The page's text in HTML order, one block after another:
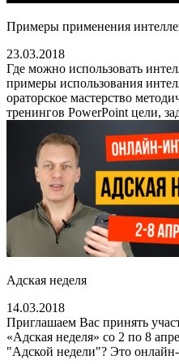
Примеры применения
23.03.2018
Где можно использовать
примеры использования
ораторское мастерство
тренингов PowerPoint цели,
Адская неделя
14.03.2018
Приглашаем Вас принять
«Адская неделя» со 2 по 8
"Адской недели"? Это